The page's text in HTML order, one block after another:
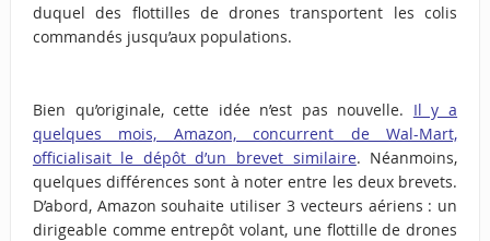
duquel des flottilles de drones transportent les colis
commandés jusqu’aux populations.
Bien qu’originale, cette idée n’est pas nouvelle. Il y a
quelques mois, Amazon, concurrent de Wal-Mart,
officialisait le dépôt d’un brevet similaire. Néanmoins,
quelques différences sont à noter entre les deux brevets.
D’abord, Amazon souhaite utiliser 3 vecteurs aériens : un
dirigeable comme entrepôt volant, une flottille de drones